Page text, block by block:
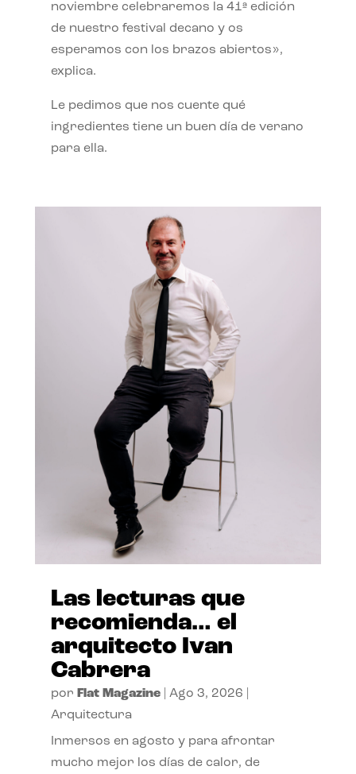
noviembre celebraremos la 41ª edición
de nuestro festival decano y os
esperamos con los brazos abiertos»,
explica.
Le pedimos que nos cuente qué
ingredientes tiene un buen día de verano
para ella.
Las lecturas que
recomienda… el
arquitecto Ivan
Cabrera
por Flat Magazine| Ago 3, 2026
Arquitectura
Inmersos en agosto y para afrontar
mucho mejor los días de calor, de